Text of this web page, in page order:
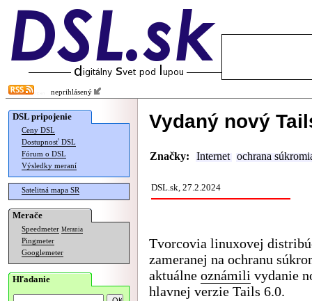
neprihlásený
DSL pripojenie
Ceny DSL
Dostupnosť DSL
Fórum o DSL
Výsledky meraní
Satelitná mapa SR
Merače
Speedmeter Merania
Pingmeter
Googlemeter
Hľadanie
Vydaný nový
Značky: Internet ochrana
DSL.sk, 27.2.2024
Tvorcovia linuxovej
zameranej na ochranu
aktuálne oznámili vydanie
hlavnej verzie Tails 6.0.